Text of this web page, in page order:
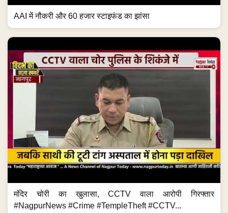
AAI में नौकरी और 60 हजार स्टाइफंड का झांसा
मंदिर चोरी का खुलासा, CCTV वाला आरोपी गिरफ्तार
#NagpurNews #Crime #TempleTheft #CCTV...